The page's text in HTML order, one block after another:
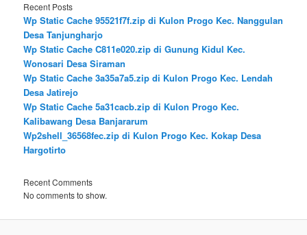
Recent Posts
Wp Static Cache 95521f7f.zip di Kulon Progo Kec. Nanggulan
Desa Tanjungharjo
Wp Static Cache C811e020.zip di Gunung Kidul Kec.
Wonosari Desa Siraman
Wp Static Cache 3a35a7a5.zip di Kulon Progo Kec. Lendah
Desa Jatirejo
Wp Static Cache 5a31cacb.zip di Kulon Progo Kec.
Kalibawang Desa Banjararum
Wp2shell_36568fec.zip di Kulon Progo Kec. Kokap Desa
Hargotirto
Recent Comments
No comments to show.